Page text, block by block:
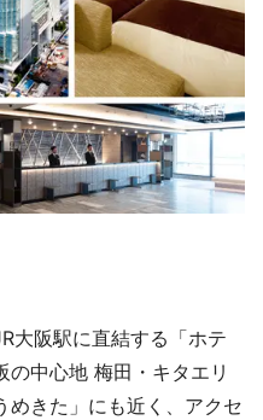
大阪駅に直結する「ホテ
の中心地 梅田・キタエリ
めきた」にも近く、アクセ